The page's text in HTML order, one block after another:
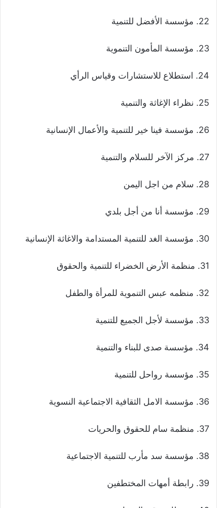
22. مؤسسة الأفضل للتنمية
23. مؤسسة المأمون التنموية
24. استطلاع للاستشارات وقياس الرأي
25. نظراء الإغاثة والتنمية
26. مؤسسة فينا خير للتنمية والأعمال الإنسانية
27. مركز الآخر للسلام والتنمية
28. سلام من اجل اليمن
29. مؤسسة أنا من أجل بلدي
30. مؤسسة الغد للتنمية المستدامة والاغاثة الإنسانية
31. منظمة الأرض الخضراء للتنمية والحقوق
32. منظمه عبس التنموية للمرأة والطفل
33. مؤسسة لأجل الجميع للتنمية
34. مؤسسة صدى للبناء والتنمية
35. مؤسسة رواحل للتنمية
36. مؤسسة الامل الثقافية الاجتماعية النسوية
37. منظمة سام للحقوق والحريات
38. مؤسسة سد مأرب للتنمية الاجتماعية
39. رابطة أمهات المختطفين